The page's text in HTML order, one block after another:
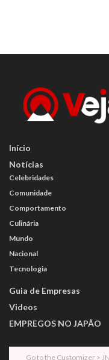
Início
Notícias
Celebridades
Comunidade
Comportamento
Culinária
Mundo
Nacional
Tecnologia
Guia de Empresas
Videos
EMPREGOS NO JAPÃO
Go to the Customizer >